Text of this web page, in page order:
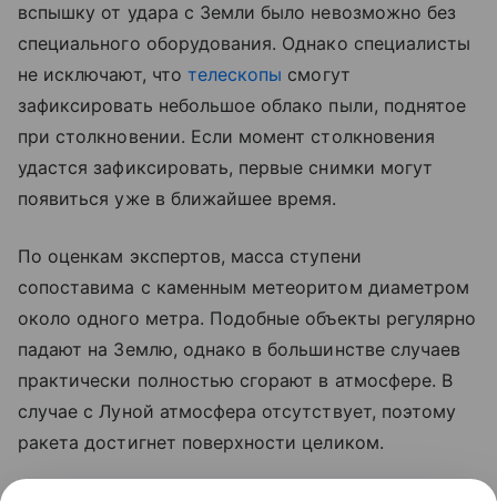
вспышку от удара с Земли было невозможно без
специального оборудования. Однако специалисты
не исключают, что телескопы смогут
зафиксировать небольшое облако пыли, поднятое
при столкновении. Если момент столкновения
удастся зафиксировать, первые снимки могут
появиться уже в ближайшее время.
По оценкам экспертов, масса ступени
сопоставима с каменным метеоритом диаметром
около одного метра. Подобные объекты регулярно
падают на Землю, однако в большинстве случаев
практически полностью сгорают в атмосфере. В
случае с Луной атмосфера отсутствует, поэтому
ракета достигнет поверхности целиком.